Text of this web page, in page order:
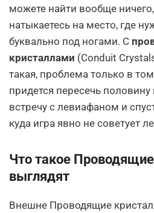
можете найти вообще
натыкаетесь на место, где
буквально под ногами. С
кристаллами (Conduit
такая, проблема только в
придется пересечь
встречу с левиафаном и
куда игра явно не советует
Что такое
выглядят
Внешне Проводящие